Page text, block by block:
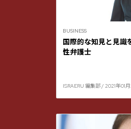
BUSINESS
国際的な知見と見識
性弁護士
ISRAERU 編集部 / 2021年01